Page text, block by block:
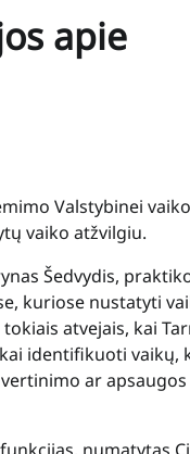
apie
Valstybinei
vaiko atžvilgiu.
Šedvydis,
kuriose nustatyti
atvejais, kai
identifikuoti vaikų,
ar